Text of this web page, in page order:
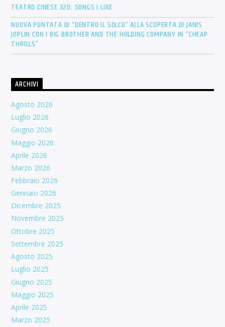
TEATRO CINESE 320: SONGS I LIKE
NUOVA PUNTATA DI “DENTRO IL SOLCO” ALLA SCOPERTA DI JANIS
JOPLIN CON I BIG BROTHER AND THE HOLDING COMPANY IN “CHEAP
THRILLS”
ARCHIVI
Agosto 2026
Luglio 2026
Giugno 2026
Maggio 2026
Aprile 2026
Marzo 2026
Febbraio 2026
Gennaio 2026
Dicembre 2025
Novembre 2025
Ottobre 2025
Settembre 2025
Agosto 2025
Luglio 2025
Giugno 2025
Maggio 2025
Aprile 2025
Marzo 2025